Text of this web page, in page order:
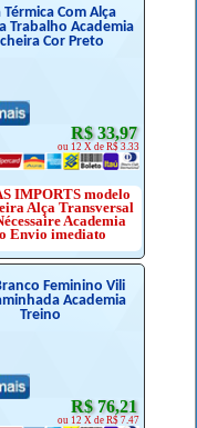
Térmica Com Alça
Trabalho Academia
Cor Preto
R$ 33,97
ou 12 X de R$ 3.33
IMPORTS modelo
Alça Transversal
Academia
Envio imediato
Feminino Vili
Academia
Treino
R$ 76,21
ou 12 X de R$ 7.47